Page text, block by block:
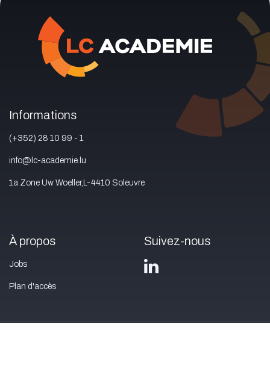
Informations
(+352) 28 10 99 - 1
info@lc-academie.lu
1a Zone Uw Woeller,L-4410 Soleuvre
À propos
Jobs
Plan d'accès
Suivez-nous